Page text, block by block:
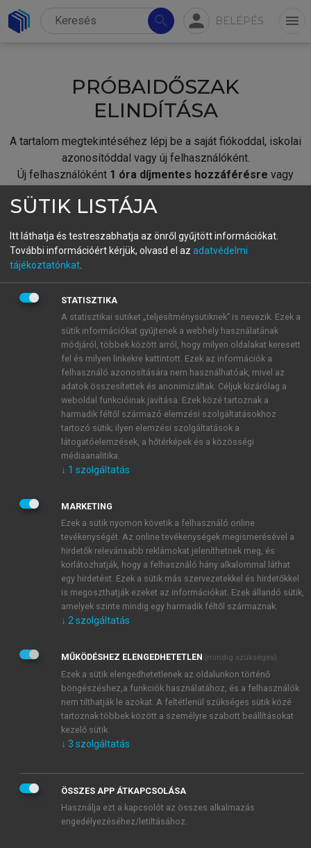
search person BELÉPÉS menu
PRÓBAIDŐSZAK
ELINDÍTÁSA
A tartalom megtekintéséhez lépj be a saját fiókoddal, iskolai
azonosítóddal vagy új felhasználóként.
Új felhasználóként 1 óra díjmentes hozzáférésre vagy
fiókoddal,vagy hozz létre új fiókot.
A regisztráció után apróbaidőszakautomatikusan
BELÉPÉS SAJÁT FIÓKKAL
ÚJ FIÓK LÉTREHOZÁSA
1 óra díjmentes hozzáférés
E-MAIL-CÍM
JELSZÓ
JELSZÓ ÚJRA
Kérek értesítést a MeRSZ újdonságairól, akcióiról.
Kérek értesítést az Akadémiai Kiadó Zrt. újdonságairól,
Adatkezelési tájékoztatóbanfoglaltakat tudomásul
veszem és elfogadom.
Általános vásárlási feltételeket, valamint a szotar.netés a
mersz.huoldalak licencszerződéseiben foglaltakat
tudomásul veszem és elfogadom.
KIPRÓBÁLOM
SÜTIK LISTÁJA
Itt láthatja és testreszabhatja az önről gyűjtött információkat.
További információért kérjük, olvasd el az adatvédelmi
tájékoztatónkat
STATISZTIKA
A statisztikai sütiket „teljesítménysütiknek” is nevezik. Ezek a
sütik információkat gyűjtenek a webhely használatának
módjáról, többek között arról, hogy milyen oldalakat keresett
fel és milyen linkekre kattintott. Ezek az információk a
felhasználó azonosítására nem használhatóak, mivel az
adatok összesítettek és anonimizáltak. Céljuk kizárólag a
weboldal funkcióinak javítása. Ezek közé tartoznak a
harmadik féltől származó elemzési szolgáltatásokhoz
tartozó sütik; ilyen elemzési szolgáltatások a
látogatóelemzések, a hőtérképek és a közösségi
médiaanalitika.
↓ 1 szolgáltatás
MARKETING
Ezek a sütik nyomon követik a felhasználó online
tevékenységét. Az online tevékenységek megismerésével a
hirdetők relevánsabb reklámokat jeleníthetnek meg, és
korlátozhatják, hogy a felhasználó hány alkalommal láthat
egy hirdetést. Ezek a sütik más szervezetekkel és hirdetőkkel
is megoszthatják ezeket az információkat. Ezek állandó sütik,
amelyek szinte mindig egy harmadik féltől származnak.
↓ 2 szolgáltatás
MŰKÖDÉSHEZ ELENGEDHETETLEN (mindig szükséges)
Ezek a sütik elengedhetetlenek az oldalunkon történő
böngészéshez,a funkciók használatához, és a felhasználók
nem tilthatják le azokat. A feltétlenül szükséges sütik közé
tartoznak többek között a személyre szabott beállításokat
kezelő sütik.
↓ 3 szolgáltatás
ÖSSZES APP ÁTKAPCSOLÁSA
Használja ezt a kapcsolót az összes alkalmazás
engedélyezéséhez/letiltásához.